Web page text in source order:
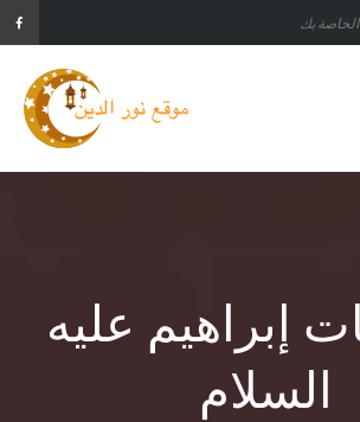
إبراهيم عليه
السلام